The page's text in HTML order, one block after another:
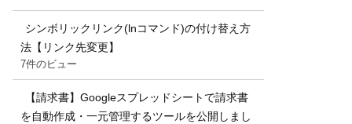
シンボリックリンク(lnコマンド)の付け替え方
法【リンク先変更】
7件のビュー
【請求書】Googleスプレッドシートで請求書
を自動作成・一元管理するツールを公開しまし